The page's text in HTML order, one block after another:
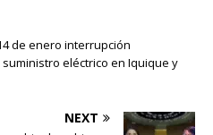
de enero interrupción
eléctrico en Iquique y
NEXT